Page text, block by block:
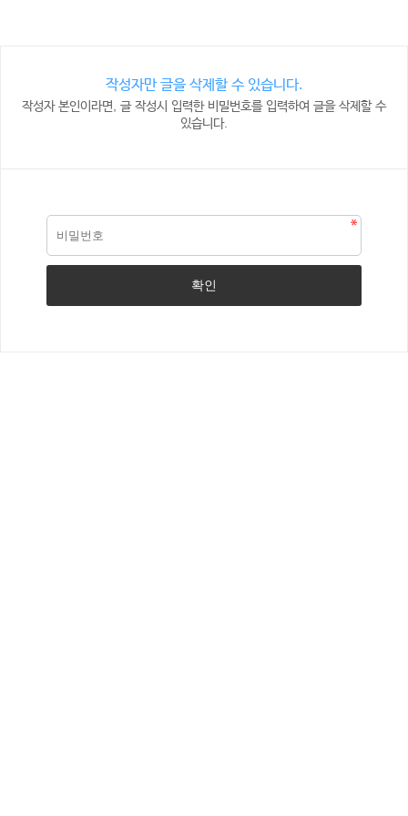
작성자만 글을 삭제할 수 있습니다.
작성자 본인이라면, 글 작성시 입력한 비밀번호를 입력하여 글을 삭제할 수
있습니다.